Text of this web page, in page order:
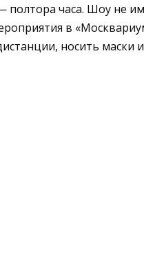
часа. Шоу не
в
носить маски